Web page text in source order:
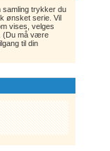
samling trykker du
ønsket serie. Vil
vises, velges
(Du må være
til din